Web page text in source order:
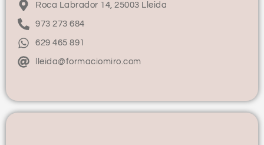
Roca Labrador 14, 25003 Lleida
973 273 684
629 465 891
lleida@formaciomiro.com